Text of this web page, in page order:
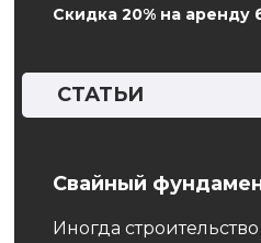
Скидка 20% на аренду
СТАТЬИ
Свайный
Иногда